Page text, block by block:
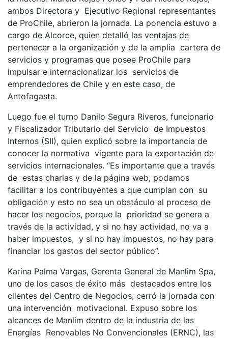
ambos Directora y Ejecutivo Regional representantes
de ProChile, abrieron la jornada. La ponencia estuvo a
cargo de Alcorce, quien detalló las ventajas de
pertenecer a la organización y de la amplia cartera de
servicios y programas que posee ProChile para
impulsar e internacionalizar los servicios de
emprendedores de Chile y en este caso, de
Antofagasta.
Luego fue el turno Danilo Segura Riveros, funcionario
y Fiscalizador Tributario del Servicio de Impuestos
Internos (SII), quien explicó sobre la importancia de
conocer la normativa vigente para la exportación de
servicios internacionales. “Es importante que a través
de estas charlas y de la página web, podamos
facilitar a los contribuyentes a que cumplan con su
obligación y esto no sea un obstáculo al proceso de
hacer los negocios, porque la prioridad se genera a
través de la actividad, y si no hay actividad, no va a
haber impuestos, y si no hay impuestos, no hay para
financiar los gastos del sector público”.
Karina Palma Vargas, Gerenta General de Manlim Spa,
uno de los casos de éxito más destacados entre los
clientes del Centro de Negocios, cerró la jornada con
una intervención motivacional. Expuso sobre los
alcances de Manlim dentro de la industria de las
Energías Renovables No Convencionales (ERNC), las